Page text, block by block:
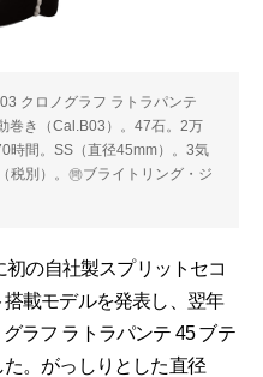
クロノグラフ ラトラパンテ
巻き（Cal.B03）。47石。2万
時間。SS（直径45mm）。3気
税別）。㉄ブライトリング・ジ
の自社製スプリットセコ
載モデルを発表し、翌年
ラフ ラトラパンテ 45 ブテ
。がっしりとした直径